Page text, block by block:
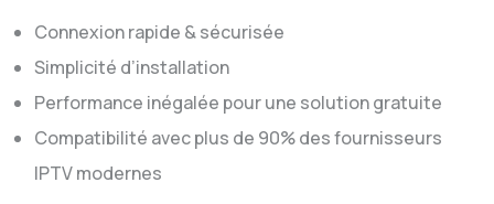
Connexion rapide & sécurisée
Simplicité d’installation
Performance inégalée pour une solution gratuite
Compatibilité avec plus de 90% des fournisseurs
IPTV modernes